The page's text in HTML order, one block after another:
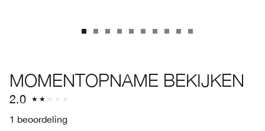
MOMENTOPNAME BEKIJKEN
2.0
1 beoordeling